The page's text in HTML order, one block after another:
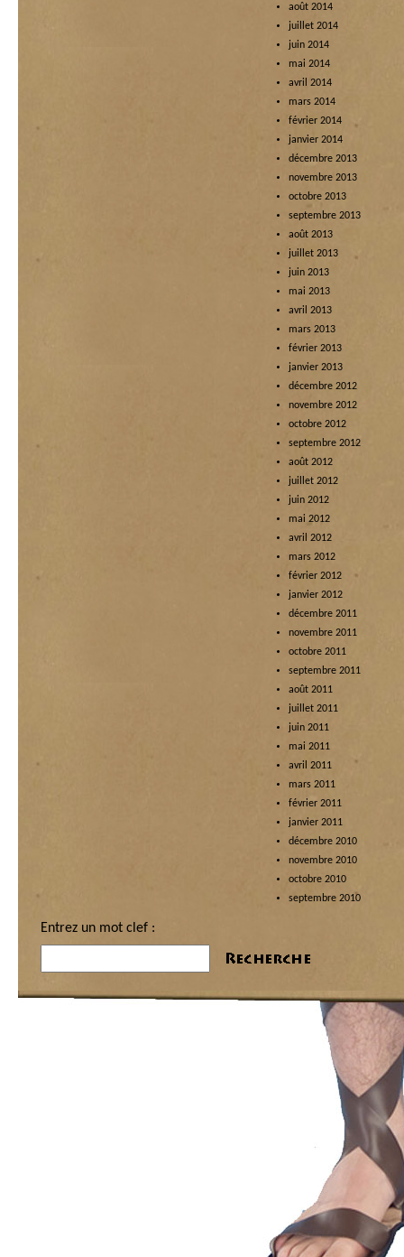
août 2014
juillet 2014
juin 2014
mai 2014
avril 2014
mars 2014
février 2014
janvier 2014
décembre 2013
novembre 2013
octobre 2013
septembre 2013
août 2013
juillet 2013
juin 2013
mai 2013
avril 2013
mars 2013
février 2013
janvier 2013
décembre 2012
novembre 2012
octobre 2012
septembre 2012
août 2012
juillet 2012
juin 2012
mai 2012
avril 2012
mars 2012
février 2012
janvier 2012
décembre 2011
novembre 2011
octobre 2011
septembre 2011
août 2011
juillet 2011
juin 2011
mai 2011
avril 2011
mars 2011
février 2011
janvier 2011
décembre 2010
novembre 2010
octobre 2010
septembre 2010
Entrez un mot clef :